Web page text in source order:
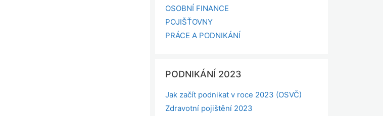
OSOBNÍ FINANCE
POJIŠŤOVNY
PRÁCE A PODNIKÁNÍ
PODNIKÁNÍ 2023
Jak začít podnikat v roce 2023 (OSVČ)
Zdravotní pojištění 2023